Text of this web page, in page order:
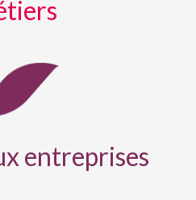
entreprises